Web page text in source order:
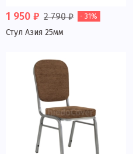
1 950 ₽ 2 790 ₽ - 31%
Стул Азия 25мм